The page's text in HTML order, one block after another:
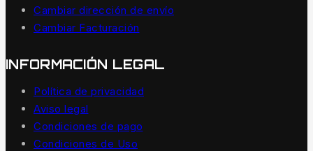
Cambiar dirección de envío
Cambiar Facturación
INFORMACIÓN LEGAL
Política de privacidad
Aviso legal
Condiciones de pago
Condiciones de Uso